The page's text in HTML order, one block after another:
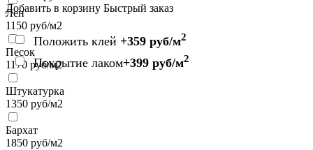
Лен
1150 руб/м2
Песок
1170 руб/м2
Штукатурка
1350 руб/м2
Бархат
1850 руб/м2
Добавить в корзину Быстрый заказ
Положить клей +359 руб/м2
Покрытие лаком+399 руб/м2